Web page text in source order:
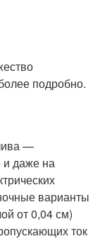
подробно.
—
и даже на
варианты
от 0,04 см)
ток